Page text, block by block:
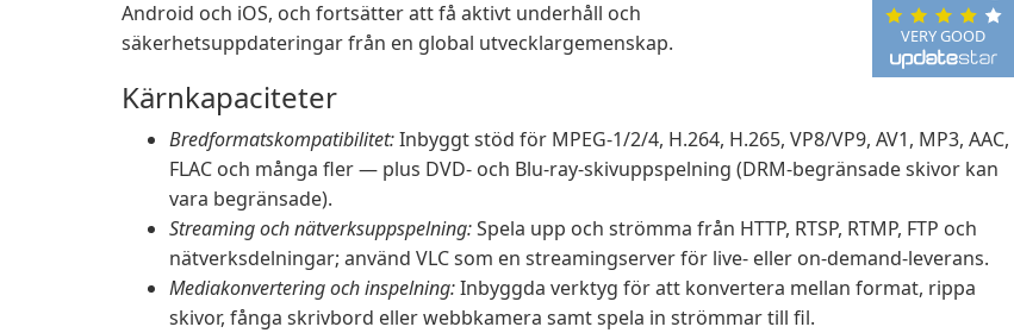
VERY GOOD
Android och iOS, och fortsätter att få aktivt underhåll och
säkerhetsuppdateringar från en global utvecklargemenskap.
Kärnkapaciteter
Bredformatskompatibilitet:Inbyggt stöd för MPEG-1/2/4, H.264, H.265, VP8/VP9, AV1, MP3, AAC,
FLAC och många fler — plus DVD- och Blu-ray-skivuppspelning (DRM-begränsade skivor kan
vara begränsade).
Streaming och nätverksuppspelning:Spela upp och strömma från HTTP, RTSP, RTMP, FTP och
nätverksdelningar; använd VLC som en streamingserver för live- eller on-demand-leverans.
Mediakonvertering och inspelning:Inbyggda verktyg för att konvertera mellan format, rippa
skivor, fånga skrivbord eller webbkamera samt spela in strömmar till fil.